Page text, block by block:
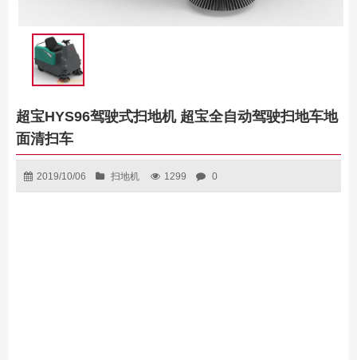
超宝HYS96驾驶式扫地机 超宝全自动驾驶扫地车地
面清扫车
2019/10/06 扫地机 1299 0